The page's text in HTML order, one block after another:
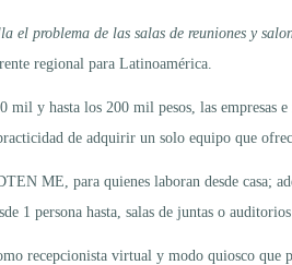
el problema de las salas de reuniones y
regional para Latinoamérica.
y hasta los 200 mil pesos, las
de adquirir un solo equipo que
ME, para quienes laboran desde
1 persona hasta, salas de juntas o
recepcionista virtual y modo quiosco